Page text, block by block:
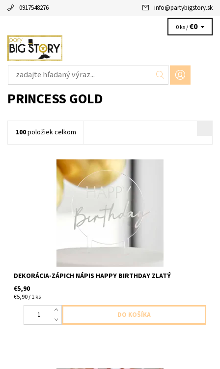
0917548276 info@partybigstory.sk
0 ks /€0
PRINCESS GOLD
100položiek celkom
plastový zápich biely stastne narodeniny 1ks v baleni velkost
DEKORÁCIA-ZÁPICH NÁPIS HAPPY BIRTHDAY ZLATÝ
€5,90
€5,90 / 1 ks